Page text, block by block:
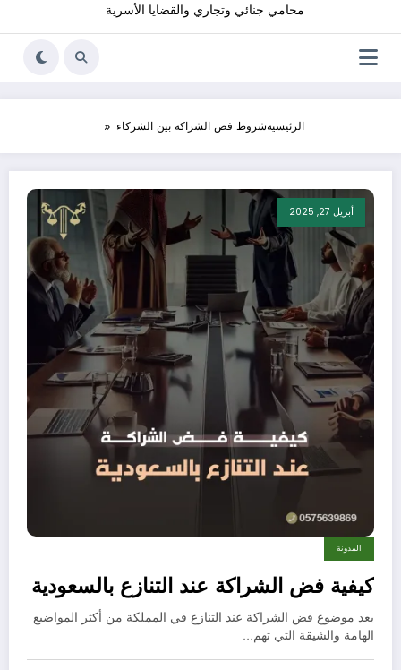
محامي جنائي وتجاري والقضايا الأسرية
الرئيسيةشروط فض الشراكة بين الشركاء
أبريل 27, 2025
المدونة
كيفية فض الشراكة عند التنازع بالسعودية
يعد موضوع فض الشراكة عند التنازع في المملكة من أكثر المواضيع
الهامة والشيقة التي تهم…